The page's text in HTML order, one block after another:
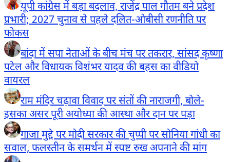
यूपी कांग्रेस में बड़ा बदलाव, राजेंद्र पाल गौतम बने प्रदेश
प्रभारी; 2027 चुनाव से पहले दलित-ओबीसी रणनीति पर
फोकस
बांदा में सपा नेताओं के बीच मंच पर तकरार, सांसद कृष्णा
पटेल और विधायक विशंभर यादव की बहस का वीडियो
वायरल
राम मंदिर चढ़ावा विवाद पर संतों की नाराजगी, बोले-
इसका असर पूरी अयोध्या की आस्था और दान पर पड़ा
गाजा मुद्दे पर मोदी सरकार की चुप्पी पर सोनिया गांधी का
सवाल, फलस्तीन के समर्थन में स्पष्ट रुख अपनाने की मांग